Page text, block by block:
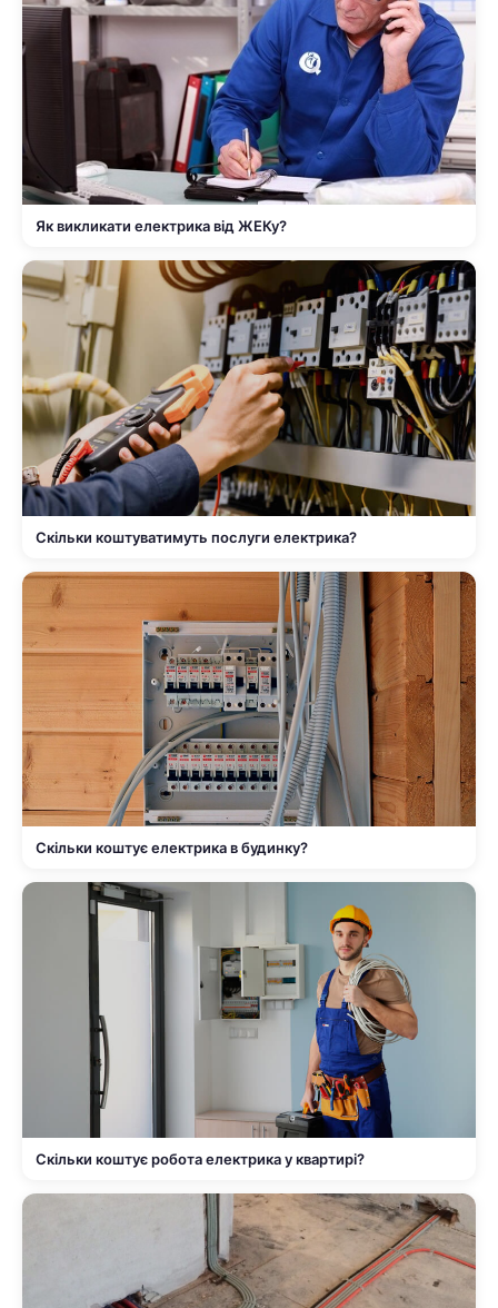
Як викликати електрика від ЖЕКу?
Скільки коштуватимуть послуги електрика?
Скільки коштує електрика в будинку?
Скільки коштує робота електрика у квартирі?